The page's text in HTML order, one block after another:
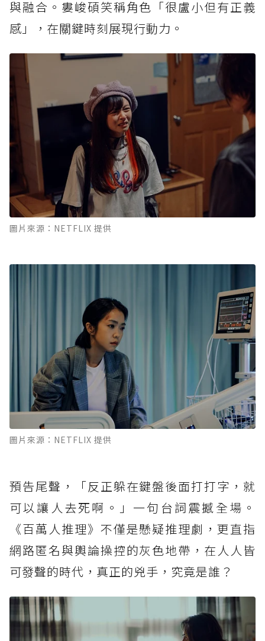
與融合。婁峻碩笑稱角色「很盧小但有正義
感」，在關鍵時刻展現行動力。
圖片來源：NETFLIX 提供
圖片來源：NETFLIX 提供
預告尾聲，「反正躲在鍵盤後面打打字，就
可以讓人去死啊。」一句台詞震撼全場。
《百萬人推理》不僅是懸疑推理劇，更直指
網路匿名與輿論操控的灰色地帶，在人人皆
可發聲的時代，真正的兇手，究竟是誰？